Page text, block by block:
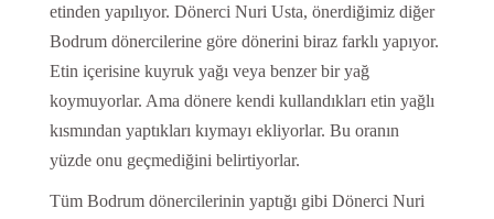
etinden yapılıyor. Dönerci Nuri Usta, önerdiğimiz diğer
Bodrum dönercilerine göre dönerini biraz farklı yapıyor.
Etin içerisine kuyruk yağı veya benzer bir yağ
koymuyorlar. Ama dönere kendi kullandıkları etin yağlı
kısmından yaptıkları kıymayı ekliyorlar. Bu oranın
yüzde onu geçmediğini belirtiyorlar.
Tüm Bodrum dönercilerinin yaptığı gibi Dönerci Nuri